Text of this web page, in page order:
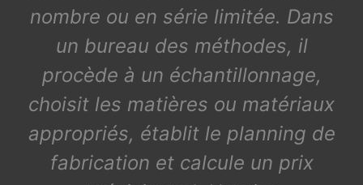
nombre ou en série limitée. Dans
un bureau des méthodes, il
procède à un échantillonnage,
choisit les matières ou matériaux
appropriés, établit le planning de
fabrication et calcule un prix